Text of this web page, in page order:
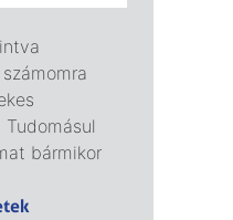
bármikor